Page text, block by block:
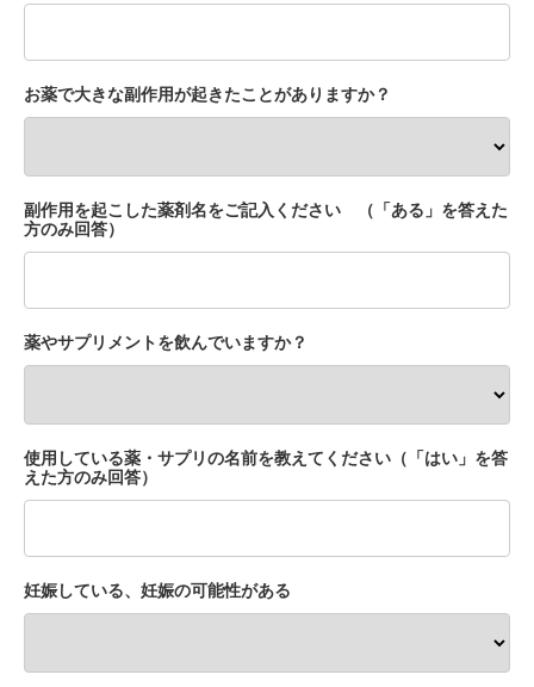
お薬で大きな副作用が起きたことがありますか？
副作用を起こした薬剤名をご記入ください （「ある」を答えた
方のみ回答）
薬やサプリメントを飲んでいますか？
使用している薬・サプリの名前を教えてください（「はい」を答
えた方のみ回答）
妊娠している、妊娠の可能性がある